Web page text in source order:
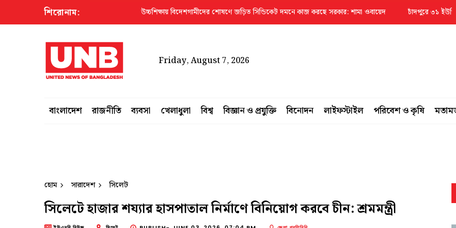
শিরোনাম: উচ্চশিক্ষায় বিদেশগামীদের শোষণে জড়িত সিন্ডিকেট দমনে কাজ করছে সরকার: শামা ওবায়েদ চাঁদপুরে ৩১ ইউপি প্রশাসনিক
Friday, August 7, 2026
বাংলাদেশ রাজনীতি ব্যবসা খেলাধুলা বিশ্ব বিজ্ঞান ও প্রযুক্তি বিনোদন লাইফস্টাইল পরিবেশ ও কৃষি
হোম সারাদেশ সিলেট
সিলেটে হাজার শয্যার হাসপাতাল নির্মাণে বিনিয়োগ করবে চীন: শ্রমমন্ত্রী